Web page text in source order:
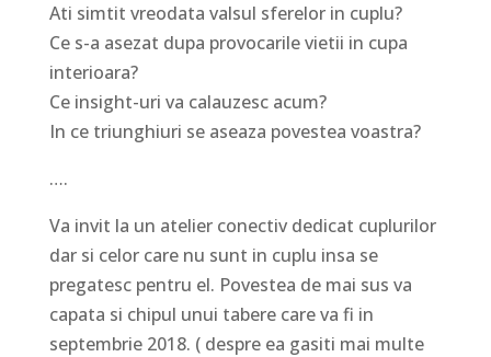
Ati simtit vreodata valsul sferelor in cuplu?
Ce s-a asezat dupa provocarile vietii in cupa
interioara?
Ce insight-uri va calauzesc acum?
In ce triunghiuri se aseaza povestea voastra?
….
Va invit la un atelier conectiv dedicat cuplurilor
dar si celor care nu sunt in cuplu insa se
pregatesc pentru el. Povestea de mai sus va
capata si chipul unui tabere care va fi in
septembrie 2018. ( despre ea gasiti mai multe